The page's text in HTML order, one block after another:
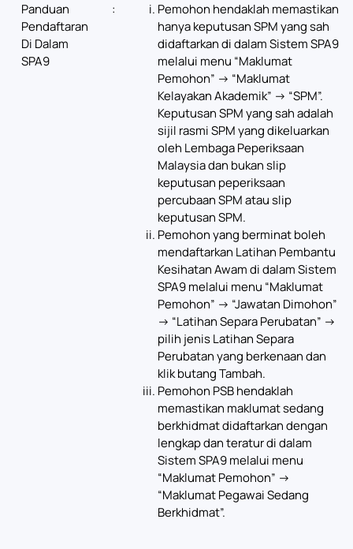
Panduan
Pendaftaran
Di Dalam
SPA9
:
Pemohon hendaklah memastikan
hanya keputusan SPM yang sah
didaftarkan di dalam Sistem SPA9
melalui menu “Maklumat
Pemohon” -> “Maklumat
Kelayakan Akademik” -> “SPM”.
Keputusan SPM yang sah adalah
sijil rasmi SPM yang dikeluarkan
oleh Lembaga Peperiksaan
Malaysia dan bukan slip
keputusan peperiksaan
percubaan SPM atau slip
keputusan SPM.
Pemohon yang berminat boleh
mendaftarkan Latihan Pembantu
Kesihatan Awam di dalam Sistem
SPA9 melalui menu “Maklumat
Pemohon” -> “Jawatan Dimohon”
-> “Latihan Separa Perubatan” ->
pilih jenis Latihan Separa
Perubatan yang berkenaan dan
klik butang Tambah.
Pemohon PSB hendaklah
memastikan maklumat sedang
berkhidmat didaftarkan dengan
lengkap dan teratur di dalam
Sistem SPA9 melalui menu
“Maklumat Pemohon” ->
“Maklumat Pegawai Sedang
Berkhidmat”.